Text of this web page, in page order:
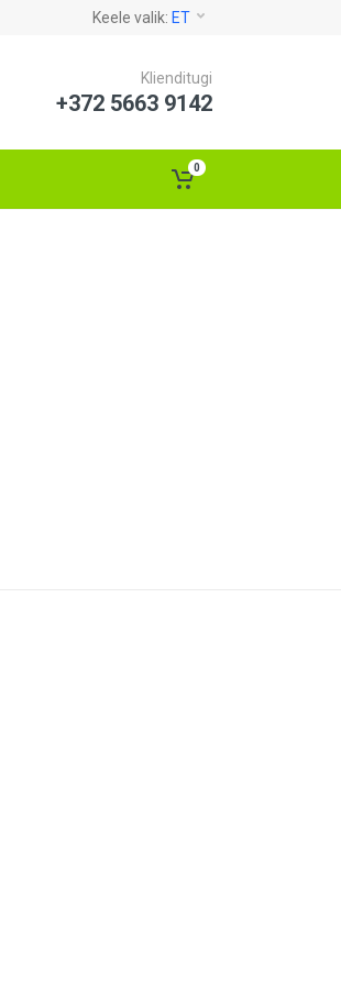
Keele valik: ET
Klienditugi
+372 5663 9142
0